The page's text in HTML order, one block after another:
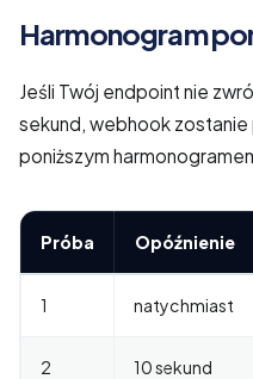
Harmonogram
Jeśli Twój endpoint nie
sekund, webhook
poniższym
Próba Opóźnienie
1 natychmiast
2 10 sekund